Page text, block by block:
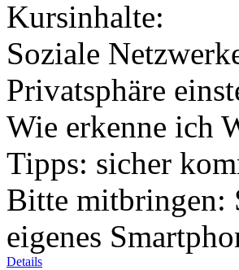
Kursinhalte:
Soziale
Privatsphäre
Wie erkenne ich
Tipps: sicher
Bitte mitbringen:
eigenes
Details